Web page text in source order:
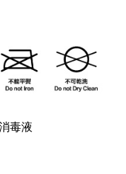
毒液